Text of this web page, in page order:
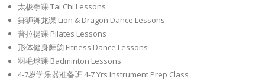
太极拳课 Tai Chi Lessons
舞狮舞龙课 Lion & Dragon Dance Lessons
普拉提课 Pilates Lessons
形体健身舞韵 Fitness Dance Lessons
羽毛球课 Badminton Lessons
4-7岁学乐器准备班 4-7 Yrs Instrument Prep Class